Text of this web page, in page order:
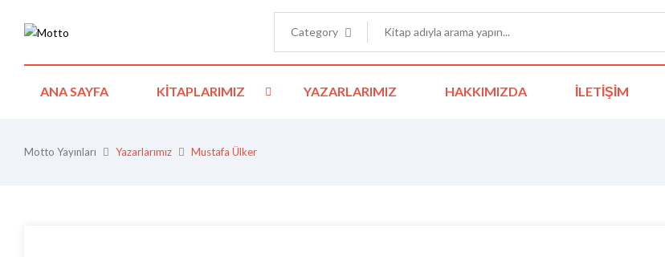
Category
ANA SAYFA KITAPLARIMIZ YAZARLARIMIZ HAKKIMIZDA İLETIŞIM
Motto Yayınları Yazarlarımız Mustafa Ülker